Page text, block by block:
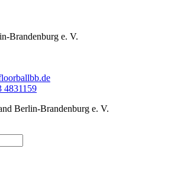
Brandenburg e. V.
4831159
Berlin-Brandenburg e. V.